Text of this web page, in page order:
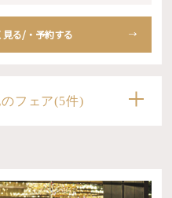
見る/・予約する
フェア(5件)